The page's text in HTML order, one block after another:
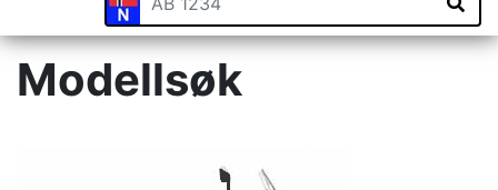
Modellsøk